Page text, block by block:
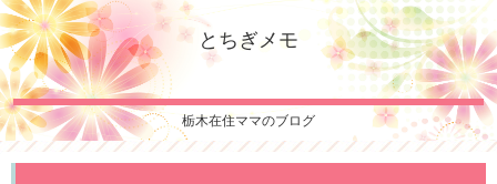
とちぎメモ
栃木在住ママのブログ